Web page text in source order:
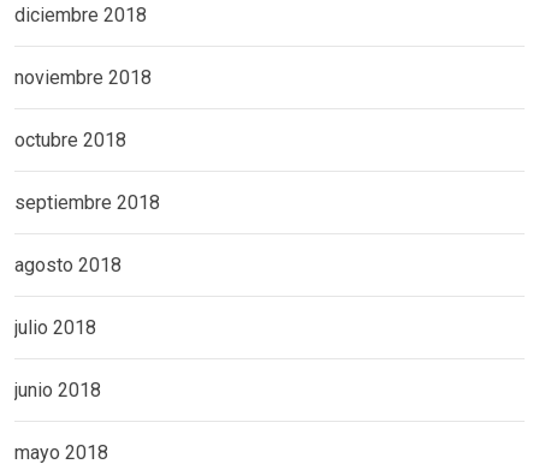
diciembre 2018
noviembre 2018
octubre 2018
septiembre 2018
agosto 2018
julio 2018
junio 2018
mayo 2018